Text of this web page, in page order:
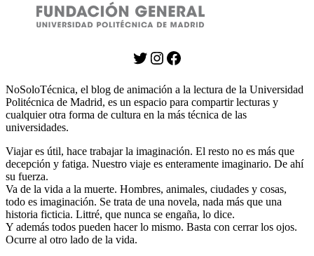
Twitter
Instagram
Facebook
NoSoloTécnica, el blog de animación a la lectura de la Universidad
Politécnica de Madrid, es un espacio para compartir lecturas y
cualquier otra forma de cultura en la más técnica de las
universidades.
Viajar es útil, hace trabajar la imaginación. El resto no es más que
decepción y fatiga. Nuestro viaje es enteramente imaginario. De ahí
su fuerza.
Va de la vida a la muerte. Hombres, animales, ciudades y cosas,
todo es imaginación. Se trata de una novela, nada más que una
historia ficticia. Littré, que nunca se engaña, lo dice.
Y además todos pueden hacer lo mismo. Basta con cerrar los ojos.
Ocurre al otro lado de la vida.